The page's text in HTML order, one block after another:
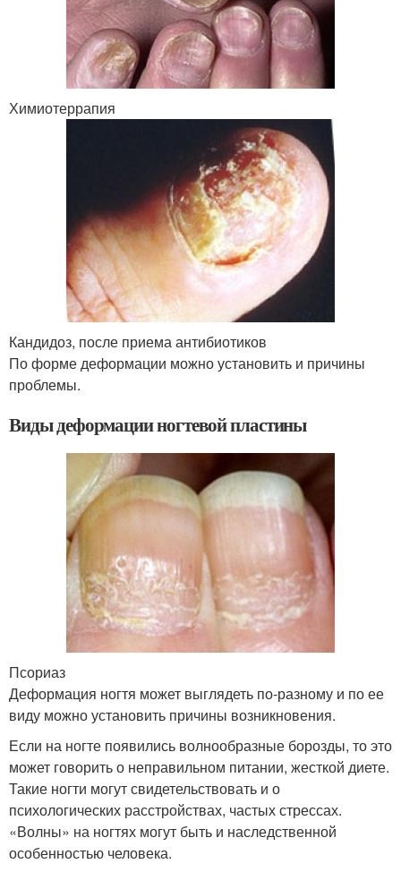
Химиотеррапия
Кандидоз, после приема антибиотиков
По форме деформации можно установить и причины
проблемы.
Виды деформации ногтевой пластины
Псориаз
Деформация ногтя может выглядеть по-разному и по ее
виду можно установить причины возникновения.
Если на ногте появились волнообразные борозды, то это
может говорить о неправильном питании, жесткой диете.
Такие ногти могут свидетельствовать и о
психологических расстройствах, частых стрессах.
«Волны» на ногтях могут быть и наследственной
особенностью человека.